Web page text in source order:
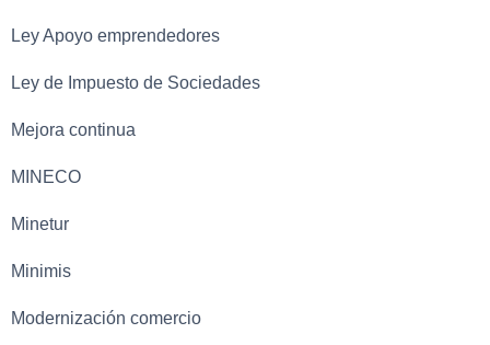
Ley Apoyo emprendedores
Ley de Impuesto de Sociedades
Mejora continua
MINECO
Minetur
Minimis
Modernización comercio